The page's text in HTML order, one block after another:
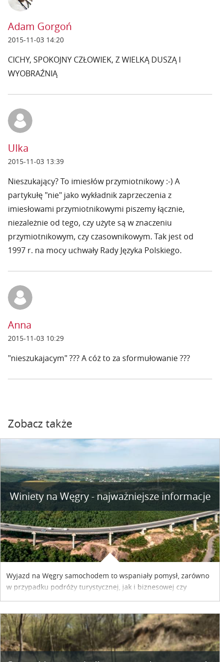
Adam Gorgoń
2015-11-03 14:20
CICHY, SPOKOJNY CZŁOWIEK, Z WIELKĄ DUSZĄ I
WYOBRAŹNIĄ
Ulka
2015-11-03 13:39
Nieszukający? To imiesłów przymiotnikowy :-) A
partykułę "nie" jako wykładnik zaprzeczenia z
imiesłowami przymiotnikowymi piszemy łącznie,
niezależnie od tego, czy użyte są w znaczeniu
przymiotnikowym, czy czasownikowym. Tak jest od
1997 r. na mocy uchwały Rady Języka Polskiego.
Anna
2015-11-03 10:29
"nieszukajacym" ??? A cóż to za sformułowanie ???
Zobacz także
Winiety na Węgry - najważniejsze informacje
Wyjazd na Węgry samochodem to wspaniały pomysł, zarówno
w przypadku podróży turystycznej, jak i biznesowej czy
współpracy reklamowej z Hungary Vignette.